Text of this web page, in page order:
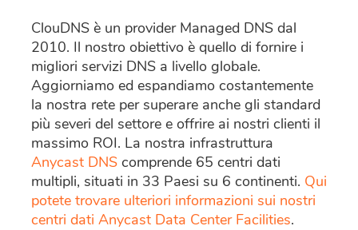
ClouDNS è un provider Managed DNS dal
2010. Il nostro obiettivo è quello di fornire i
migliori servizi DNS a livello globale.
Aggiorniamo ed espandiamo costantemente
la nostra rete per superare anche gli standard
più severi del settore e offrire ai nostri clienti il
massimo ROI. La nostra infrastruttura
Anycast DNS comprende 65 centri dati
multipli, situati in 33 Paesi su 6 continenti. Qui
potete trovare ulteriori informazioni sui nostri
centri dati Anycast Data Center Facilities.